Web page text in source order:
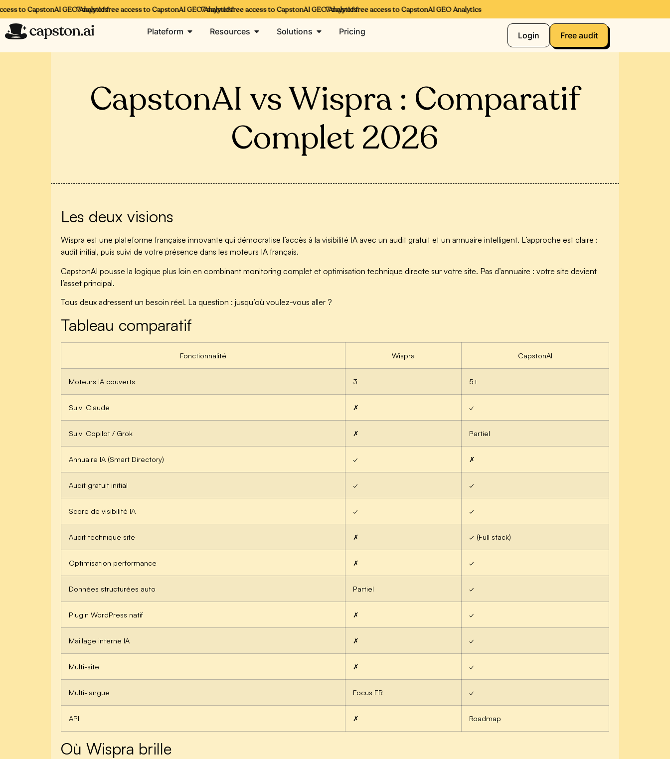
to CapstonAI GEO Analytics7 days of free access to CapstonAI GEO Analytics7 days of free access to CapstonAI GEO Analytics7 days of free access to CapstonAI GEO Analytics
Plateform Resources Solutions Pricing Login Free audit
CapstonAI vs Wispra : Comparatif
Complet 2026
Les deux visions
Wispra est une plateforme française innovante qui démocratise l’accès à la visibilité IA avec un audit gratuit et un annuaire intelligent. L’approche est claire :
audit initial, puis suivi de votre présence dans les moteurs IA français.
CapstonAI pousse la logique plus loin en combinant monitoring complet et optimisation technique directe sur votre site. Pas d’annuaire : votre site devient
l’asset principal.
Tous deux adressent un besoin réel. La question : jusqu’où voulez-vous aller ?
Tableau comparatif
Fonctionnalité Wispra CapstonAI
Moteurs IA couverts 3 5+
Suivi Claude ✗ ✓
Suivi Copilot / Grok ✗ Partiel
Annuaire IA (Smart Directory) ✓ ✗
Audit gratuit initial ✓ ✓
Score de visibilité IA ✓ ✓
Audit technique site ✗ ✓ (Full stack)
Optimisation performance ✗ ✓
Données structurées auto Partiel ✓
Plugin WordPress natif ✗ ✓
Maillage interne IA ✗ ✓
Multi-site ✗ ✓
Multi-langue Focus FR ✓
API ✗ Roadmap
Où Wispra brille